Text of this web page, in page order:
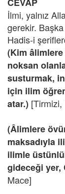
İlmi, yalnız
gerekir.
Hadis-i
(Kim
noksan
susturmak,
için ilim
atar.) [Tirmizi,
(Âlimlere
maksadıyla
ilimle
gideceği yer,
Mace]